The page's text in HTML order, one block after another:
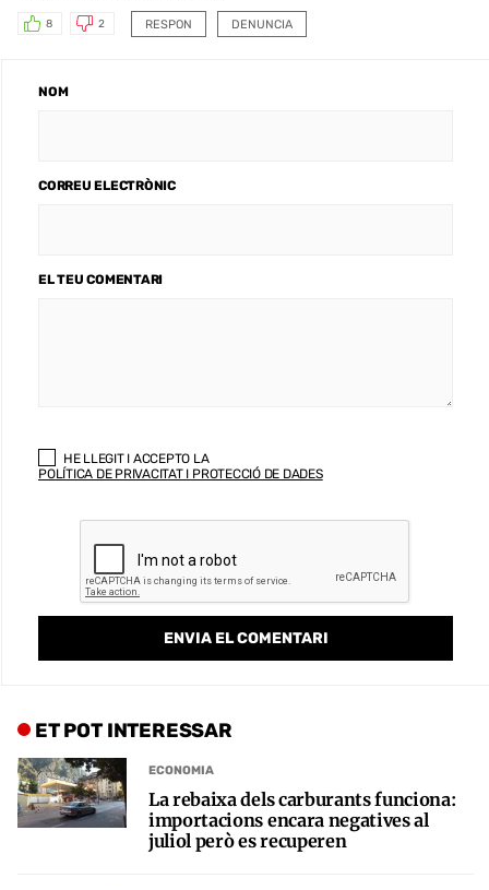
RESPON
8 2 DENUNCIA
NOM
CORREU ELECTRÒNIC
EL TEU COMENTARI
HE LLEGIT I ACCEPTO LA
POLÍTICA DE PRIVACITAT I PROTECCIÓ DE DADES
ET POT INTERESSAR
ECONOMIA
La rebaixa dels carburants funciona:
importacions encara negatives al
juliol però es recuperen